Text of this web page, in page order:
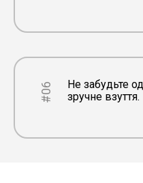
#06
Не забудьте
зручне взуття.